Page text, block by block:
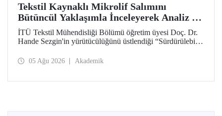
Tekstil Kaynaklı Mikrolif Salımını
Bütüncül Yaklaşımla İnceleyerek Analiz ve
Azaltım Stratejileri Geliştirecek Projeye
TÜBİTAK Desteği
İTÜ Tekstil Mühendisliği Bölümü öğretim üyesi Doç. Dr.
Hande Sezgin'in yürütücülüğünü üstlendiği “Sürdürülebilir
Koşullarına Bağlı Mikrolif Salımı: Aşınma, UV Maruziyeti
05 Ağu 2026 Akademik